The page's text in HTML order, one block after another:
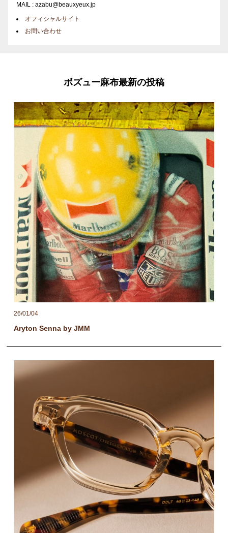
MAIL : azabu@beauxyeux.jp
オフィシャルサイト
お問い合わせ
ボズュー麻布最新の投稿
26/01/04
Aryton Senna by JMM